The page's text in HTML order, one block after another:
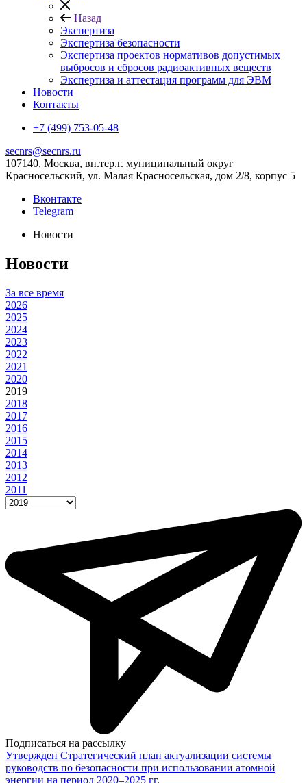
Назад
Экспертиза
Экспертиза безопасности
Экспертиза проектов нормативов допустимых
выбросов и сбросов радиоактивных веществ
Экспертиза и аттестация программ для ЭВМ
Новости
Контакты
+7 (499) 753-05-48
secnrs@secnrs.ru
107140, Москва, вн.тер.г. муниципальный округ
Красносельский, ул. Малая Красносельская, дом 2/8, корпус 5
Вконтакте
Telegram
Новости
Новости
За все время
2026
2025
2024
2023
2022
2021
2020
2019
2018
2017
2016
2015
2014
2013
2012
2011
Подписаться на рассылку
Утвержден Стратегический план актуализации системы
руководств по безопасности при использовании атомной
энергии на период 2020–2025 гг.